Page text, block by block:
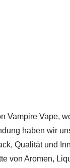
Vampire Vape,
haben wir
Qualität und
von Aromen,